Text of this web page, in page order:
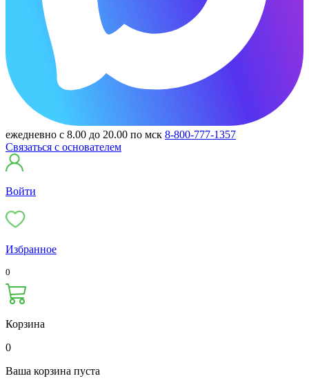
ежедневно с 8.00 до 20.00 по мск 8-800-777-1357
Связаться с основателем
Войти
Избранное
0
Корзина
0
Ваша корзина пуста